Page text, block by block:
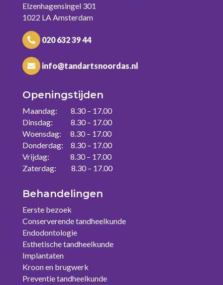
Elzenhagensingel 301
1022 LA Amsterdam
020 632 39 44
info@tandartsnoordas.nl
Openingstijden
Maandag: 8.30 – 17.00
Dinsdag: 8.30 – 17.00
Woensdag: 8.30 – 17.00
Donderdag: 8.30 – 17.00
Vrijdag: 8.30 – 17.00
Zaterdag: 8.30 – 17.00
Behandelingen
Eerste bezoek
Conserverende tandheelkunde
Endodontologie
Esthetische tandheelkunde
Implantaten
Kroon en brugwerk
Preventie tandheelkunde